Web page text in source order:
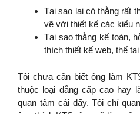
Tại sao lại có thằng rất
vẽ vời thiết kế các kiểu
Tại sao thằng kế toán,
thích thiết kế web, thế
Tôi chưa cần biết ông làm
thuộc loại đẳng cấp cao hay
quan tâm cái đấy. Tôi chỉ